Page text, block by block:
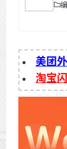
美团
淘宝